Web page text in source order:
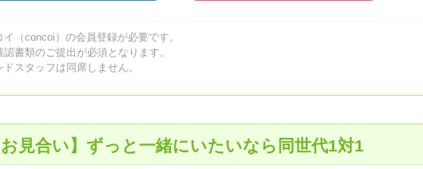
（concoi）の会員登録が必要です。
書類のご提出が必須となります。
スタッフは同席しません。
お見合い】ずっと一緒にいたいなら同世代1対1